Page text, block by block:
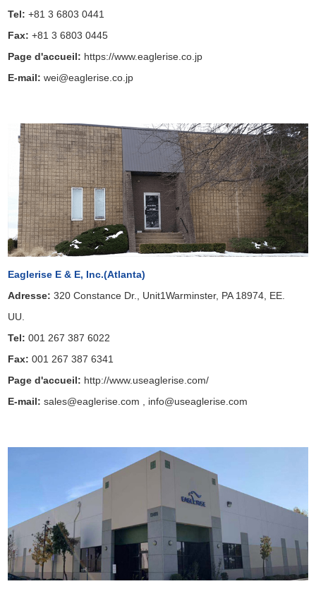
Tel:+81 3 6803 0441
Fax:+81 3 6803 0445
Page d'accueil: https://www.eaglerise.co.jp
E-mail:wei@eaglerise.co.jp
Eaglerise E & E, Inc.(Atlanta)
Adresse:320 Constance Dr., Unit1Warminster, PA 18974, EE.
UU.
Tel:001 267 387 6022
Fax:001 267 387 6341
Page d'accueil: http://www.useaglerise.com/
E-mail:sales@eaglerise.com info@useaglerise.com